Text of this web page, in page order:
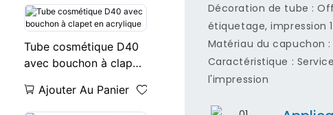
Décoration de tube :
étiquetage, impression
Matériau du capuchon :
Caractéristique :
l'impression
Tube cosmétique D40
avec bouchon à clapet
Ajouter Au Panier